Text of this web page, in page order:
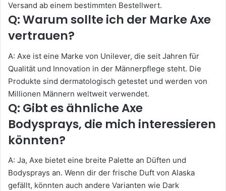
Versand ab einem bestimmten Bestellwert.
Q: Warum sollte ich der Marke Axe
vertrauen?
A: Axe ist eine Marke von Unilever, die seit Jahren für
Qualität und Innovation in der Männerpflege steht. Die
Produkte sind dermatologisch getestet und werden von
Millionen Männern weltweit verwendet.
Q: Gibt es ähnliche Axe
Bodysprays, die mich interessieren
könnten?
A: Ja, Axe bietet eine breite Palette an Düften und
Bodysprays an. Wenn dir der frische Duft von Alaska
gefällt, könnten auch andere Varianten wie Dark